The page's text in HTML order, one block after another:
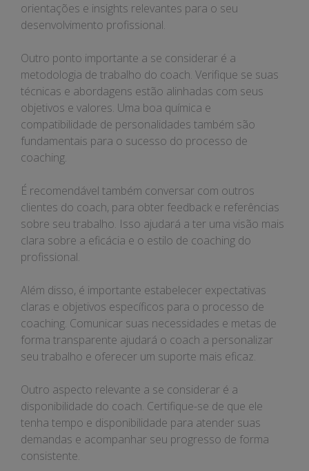
orientações e insights relevantes para o seu
desenvolvimento profissional.
Outro ponto importante a se considerar é a
metodologia de trabalho do coach. Verifique se suas
técnicas e abordagens estão alinhadas com seus
objetivos e valores. Uma boa química e
compatibilidade de personalidades também são
fundamentais para o sucesso do processo de
coaching.
É recomendável também conversar com outros
clientes do coach, para obter feedback e referências
sobre seu trabalho. Isso ajudará a ter uma visão mais
clara sobre a eficácia e o estilo de coaching do
profissional.
Além disso, é importante estabelecer expectativas
claras e objetivos específicos para o processo de
coaching. Comunicar suas necessidades e metas de
forma transparente ajudará o coach a personalizar
seu trabalho e oferecer um suporte mais eficaz.
Outro aspecto relevante a se considerar é a
disponibilidade do coach. Certifique-se de que ele
tenha tempo e disponibilidade para atender suas
demandas e acompanhar seu progresso de forma
consistente.